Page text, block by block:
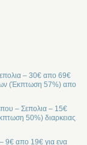
– 30€ απο 69€
(Έκπτωση 57%) απο
– Σεπολια – 15€
50%) διαρκειας
9€ απο 19€ για ενα